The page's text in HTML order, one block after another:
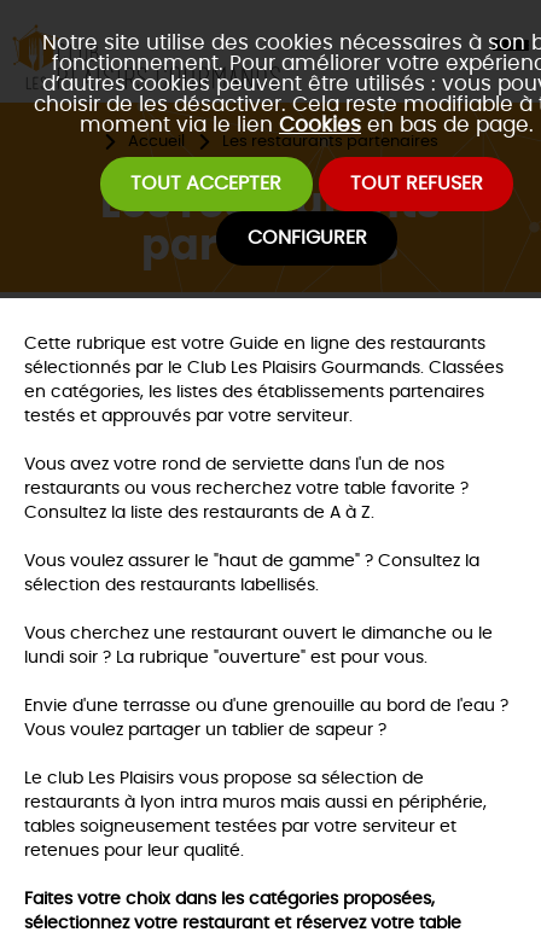
Notre site utilise des cookies nécessaires à son
fonctionnement. Pour améliorer votre
d’autres cookies peuvent être utilisés : vous
choisir de les désactiver. Cela reste modifiable à
moment via le lien Cookies en bas de page.
TOUT ACCEPTER TOUT REFUSER
CONFIGURER
Accueil Les restaurants partenaires
Les restaurants
partenaires
Cette rubrique est votre Guide en ligne des restaurants
sélectionnés par le Club Les Plaisirs Gourmands. Classées
en catégories, les listes des établissements partenaires
testés et approuvés par votre serviteur.
Vous avez votre rond de serviette dans l'un de nos
restaurants ou vous recherchez votre table favorite ?
Consultez la liste des restaurants de A à Z.
Vous voulez assurer le "haut de gamme" ? Consultez la
sélection des restaurants labellisés.
Vous cherchez une restaurant ouvert le dimanche ou le
lundi soir ? La rubrique "ouverture" est pour vous.
Envie d'une terrasse ou d'une grenouille au bord de l'eau ?
Vous voulez partager un tablier de sapeur ?
Le club Les Plaisirs vous propose sa sélection de
restaurants à lyon intra muros mais aussi en périphérie,
tables soigneusement testées par votre serviteur et
retenues pour leur qualité.
Faites votre choix dans les catégories proposées,
sélectionnez votre restaurant et réservez votre table